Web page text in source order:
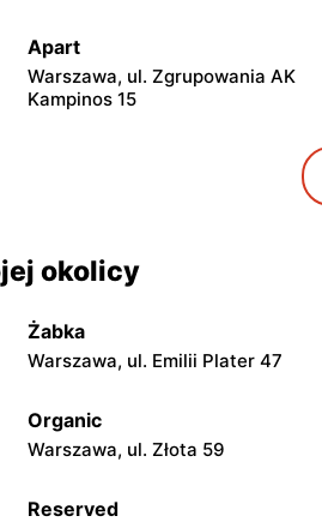
Apart
Warszawa, ul. Zgrupowania AK
Kampinos 15
Wołomin, ul. Geodetów 2
Apart
Puławy, ul. Lubelska 2
Apart
okolicy
Żabka
Warszawa, ul. Emilii Plater 47
Organic
Warszawa, ul. Złota 59
Reserved